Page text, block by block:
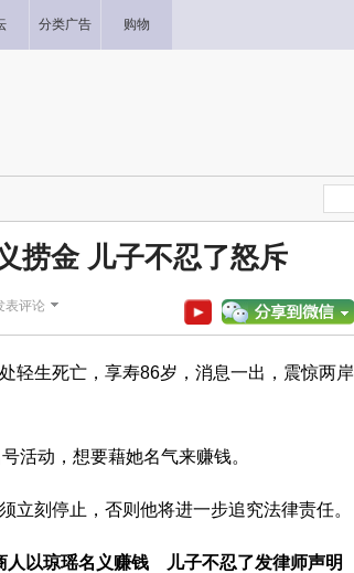
分类广告 购物
捞金 儿子不忍了怒斥
表评论
轻生死亡，享寿86岁，消息一出，震惊两岸
活动，想要藉她名气来赚钱。
立刻停止，否则他将进一步追究法律责任。
人以琼瑶名义赚钱 儿子不忍了发律师声明